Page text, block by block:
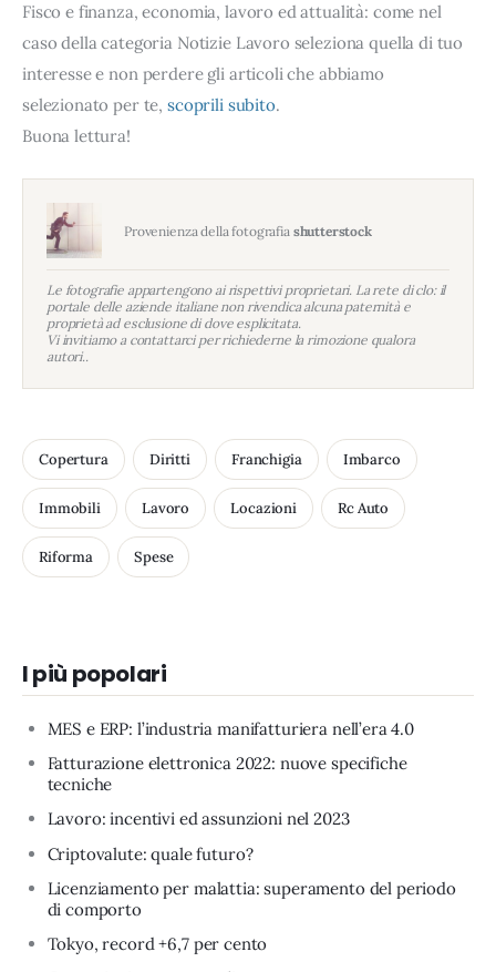
Fisco e finanza, economia, lavoro ed attualità: come nel
caso della categoria Notizie Lavoro seleziona quella di tuo
interesse e non perdere gli articoli che abbiamo
selezionato per te, scoprili subito.
Buona lettura!
Provenienza della fotografia shutterstock
Le fotografie appartengono ai rispettivi proprietari. La rete di clo: il
portale delle aziende italiane non rivendica alcuna paternità e
proprietà ad esclusione di dove esplicitata.
Vi invitiamo a contattarci per richiederne la rimozione qualora
autori..
Copertura Diritti Franchigia Imbarco
Immobili Lavoro Locazioni Rc Auto
Riforma Spese
I più popolari
MES e ERP: l’industria manifatturiera nell’era 4.0
Fatturazione elettronica 2022: nuove specifiche
tecniche
Lavoro: incentivi ed assunzioni nel 2023
Criptovalute: quale futuro?
Licenziamento per malattia: superamento del periodo
di comporto
Tokyo, record +6,7 per cento